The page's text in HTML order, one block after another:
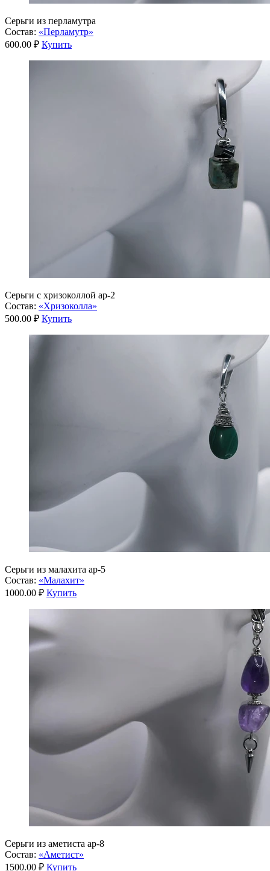
Серьги из перламутра
Состав: «Перламутр»
600.00 ₽ Купить
Серьги с хризоколлой ар-2
Состав: «Хризоколла»
500.00 ₽ Купить
Серьги из малахита ар-5
Состав: «Малахит»
1000.00 ₽ Купить
Серьги из аметиста ар-8
Состав: «Аметист»
1500.00 ₽ Купить